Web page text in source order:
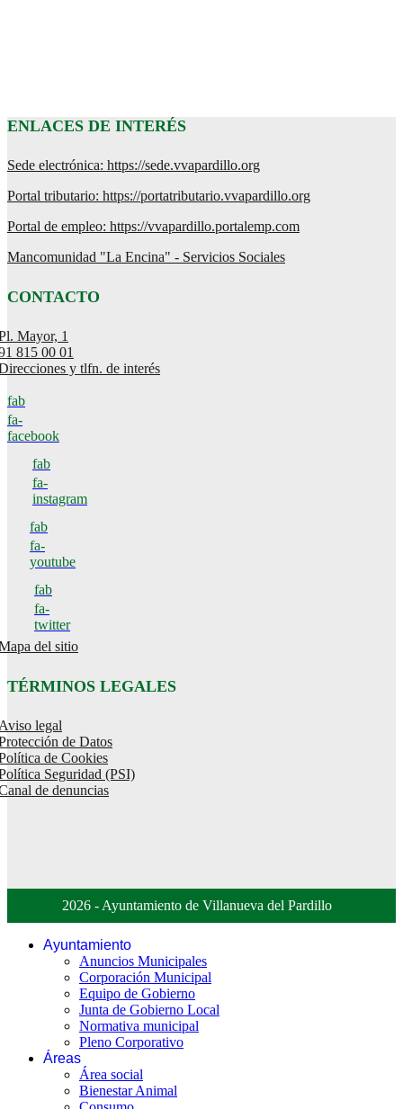
ENLACES DE INTERÉS
Sede electrónica: https://sede.vvapardillo.org
Portal tributario: https://portatributario.vvapardillo.org
Portal de empleo: https://vvapardillo.portalemp.com
Mancomunidad "La Encina" - Servicios Sociales
CONTACTO
Mayor, 1
815 00 01
y tlfn. de interés
fab
fa-
facebook
fab
fa-
instagram
fab
fa-
youtube
fab
fa-
twitter
del sitio
TÉRMINOS LEGALES
legal
de Datos
de Cookies
Seguridad (PSI)
de denuncias
2026 - Ayuntamiento de Villanueva del Pardillo
Ayuntamiento
Anuncios Municipales
Corporación Municipal
Equipo de Gobierno
Junta de Gobierno Local
Normativa municipal
Pleno Corporativo
Áreas
Área social
Bienestar Animal